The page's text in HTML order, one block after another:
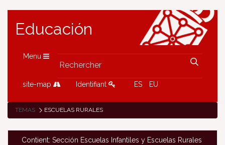
Educación
Menu
site-map Identifiant ES EU
TEMAS ESCUELAS RURALES
Contient: Sección Escuelas Infantiles y Escuelas Rurales